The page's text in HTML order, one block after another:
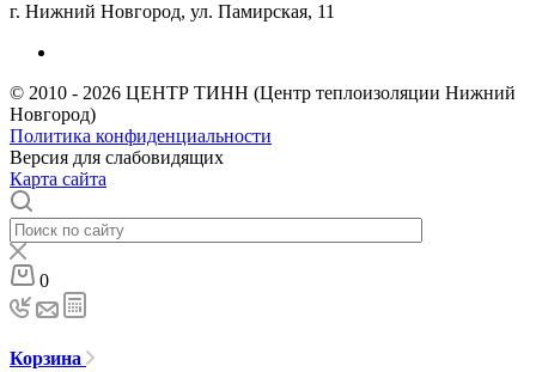
г. Нижний Новгород, ул. Памирская, 11
© 2010 - 2026 ЦЕНТР ТИНН (Центр теплоизоляции Нижний
Новгород)
Политика конфиденциальности
Версия для слабовидящих
Карта сайта
0
Корзина